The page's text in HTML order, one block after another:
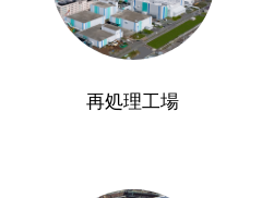
再処理工場